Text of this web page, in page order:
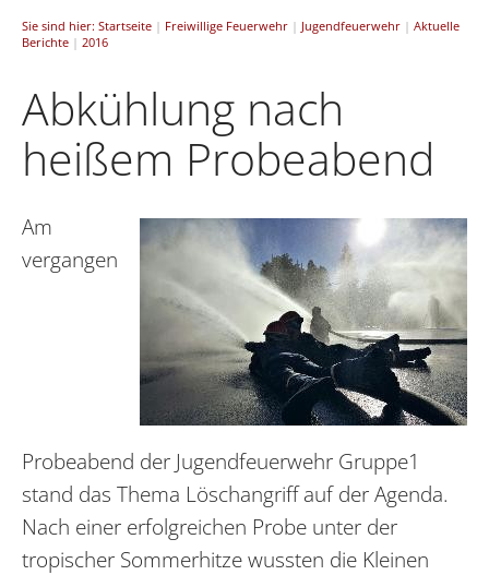
Sie sind hier: Startseite | Freiwillige Feuerwehr | Jugendfeuerwehr | Aktuelle
Berichte | 2016
Abkühlung nach
heißem Probeabend
Am
vergangen
Probeabend der Jugendfeuerwehr Gruppe1
stand das Thema Löschangriff auf der Agenda.
Nach einer erfolgreichen Probe unter der
tropischer Sommerhitze wussten die Kleinen